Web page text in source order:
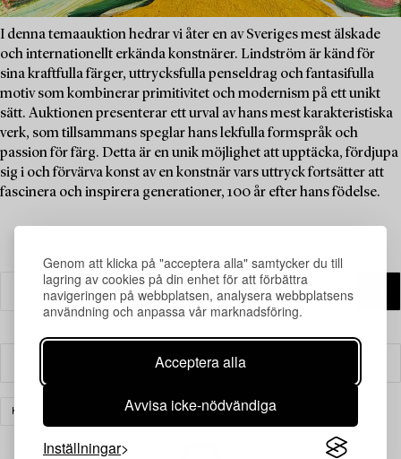
Genom att klicka på "acceptera alla" samtycker du till
lagring av cookies på din enhet för att förbättra
navigeringen på webbplatsen, analysera webbplatsens
användning och anpassa vår marknadsföring.
Acceptera alla
Avvisa icke-nödvändiga
Inställningar
I denna temaauktion hedrar vi åter en av Sveriges mest älskade
och internationellt erkända konstnärer. Lindström är känd för
sina kraftfulla färger, uttrycksfulla penseldrag och fantasifulla
motiv som kombinerar primitivitet och modernism på ett unikt
sätt. Auktionen presenterar ett urval av hans mest karakteristiska
verk, som tillsammans speglar hans lekfulla formspråk och
passion för färg. Detta är en unik möjlighet att upptäcka, fördjupa
sig i och förvärva konst av en konstnär vars uttryck fortsätter att
fascinera och inspirera generationer, 100 år efter hans födelse.
Filter
KONST RENSA ALLA